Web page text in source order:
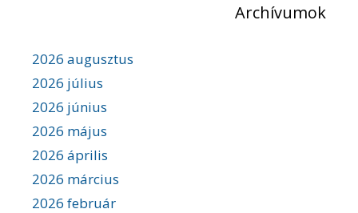
Archívumok
2026 augusztus
2026 július
2026 június
2026 május
2026 április
2026 március
2026 február